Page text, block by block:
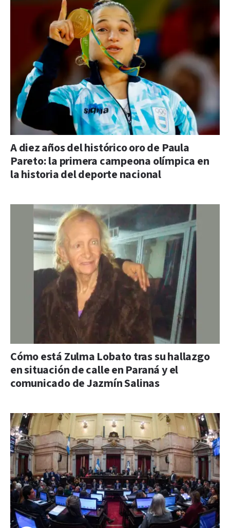
A diez años del histórico oro de Paula
Pareto: la primera campeona olímpica en
la historia del deporte nacional
Cómo está Zulma Lobato tras su hallazgo
en situación de calle en Paraná y el
comunicado de Jazmín Salinas